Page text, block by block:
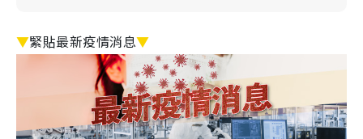
▼緊貼最新疫情消息▼